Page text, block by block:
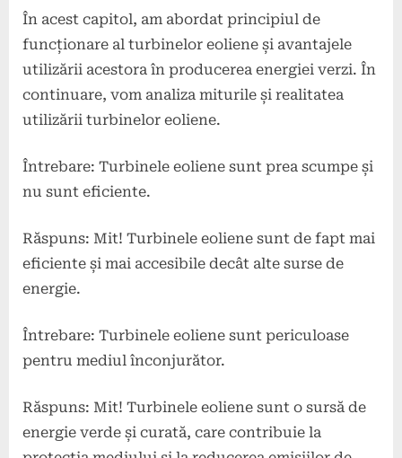
În acest capitol, am abordat principiul de
funcționare al turbinelor eoliene și avantajele
utilizării acestora în producerea energiei verzi. În
continuare, vom analiza miturile și realitatea
utilizării turbinelor eoliene.
Întrebare: Turbinele eoliene sunt prea scumpe și
nu sunt eficiente.
Răspuns: Mit! Turbinele eoliene sunt de fapt mai
eficiente și mai accesibile decât alte surse de
energie.
Întrebare: Turbinele eoliene sunt periculoase
pentru mediul înconjurător.
Răspuns: Mit! Turbinele eoliene sunt o sursă de
energie verde și curată, care contribuie la